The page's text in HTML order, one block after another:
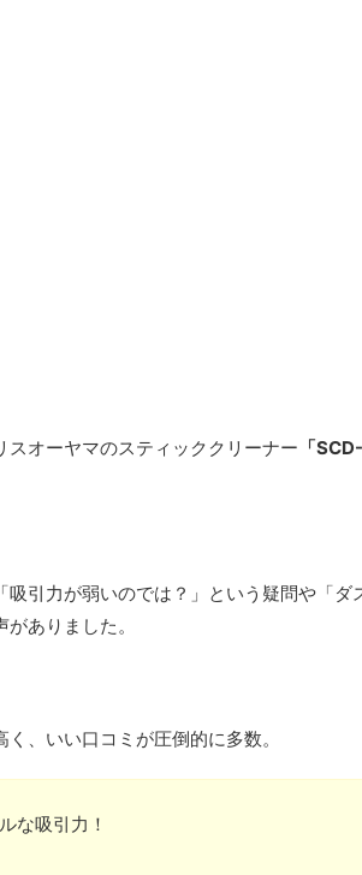
オーヤマのスティッククリーナー 「
引力が弱いのでは？」という疑問や「ダ
ありました。
、いい口コミが圧倒的に多数。
な吸引力！